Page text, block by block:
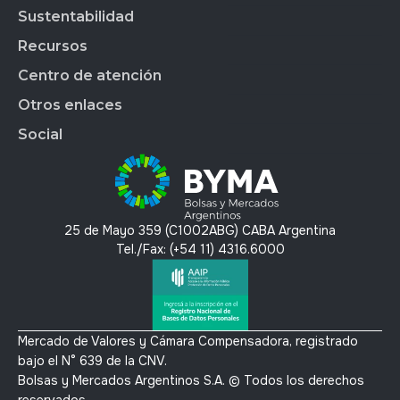
Indices
Soluciones Tecnológicas
OMS
Anima
BYMADATA
BYMA DIGITAL
BYMALAB
Gobierno Corporativo
Acción de BYMA
Hechos Relevantes
Calendario Anual de RI
Grupo BYMA
Nuestra gente
Trabajá en BYMA
APLICAR
BYMA VENTURES
Sustentabilidad
Reportes
Gestión Interna
Índice de Sustentabilidad
Panel de Bonos SVS
Panel de Bonos VS
Mercado Voluntario de Carbono
Recursos
BYMA Newsroom
Kit de Prensa BYMA
Centro de atención
Contacto
Preguntas Frecuentes
Otros enlaces
T´érminos y condiciones
Política de privacidad y protección de datos
Social
Youtube25 de Mayo 359 (C1002ABG) CABA Argentina
Tel./Fax: (+54 11) 4316.6000
Mercado de Valores y Cámara Compensadora, registrado
bajo el N° 639 de la CNV.
Bolsas y Mercados Argentinos S.A. © Todos los derechos